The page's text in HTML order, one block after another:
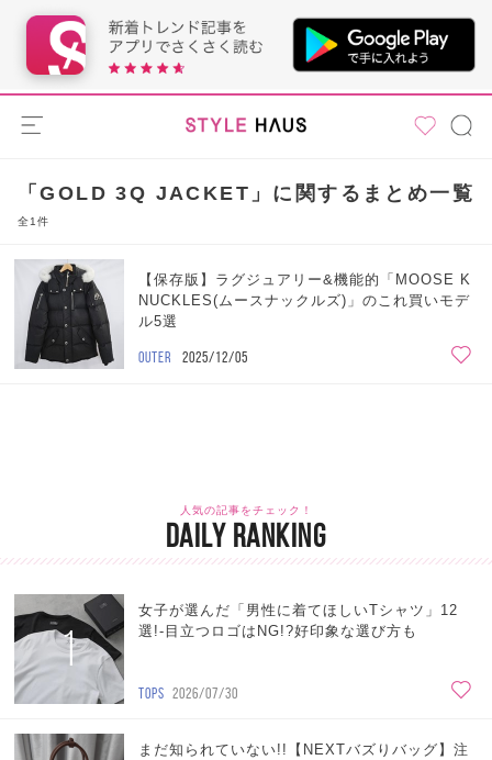
「GOLD 3Q JACKET」に関するまとめ一覧
全1件
【保存版】ラグジュアリー&機能的「MOOSE K
NUCKLES(ムースナックルズ)」のこれ買いモデ
ル5選
OUTER 2025/12/05
人気の記事をチェック！
DAILY RANKING
1
女子が選んだ「男性に着てほしいTシャツ」12
選!-目立つロゴはNG!?好印象な選び方も
TOPS 2026/07/30
まだ知られていない!!【NEXTバズりバッグ】注